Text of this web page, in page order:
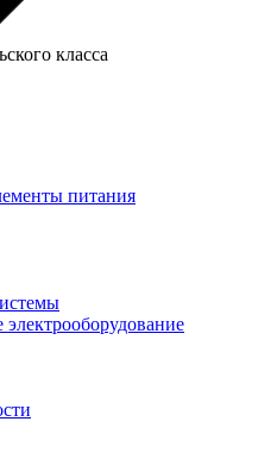
класса
питания